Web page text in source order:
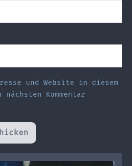
und Website in diesem
Kommentar